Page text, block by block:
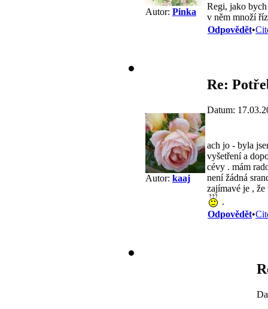
Autor: Pinka
Regi, jako
v něm množí
Odpovědět•
Autor: kaaj
Re:
Datum:
ach jo - byla
vyšetření a
cévy . mám
není žádná
zajímavé je ,
.
Odpovědět•